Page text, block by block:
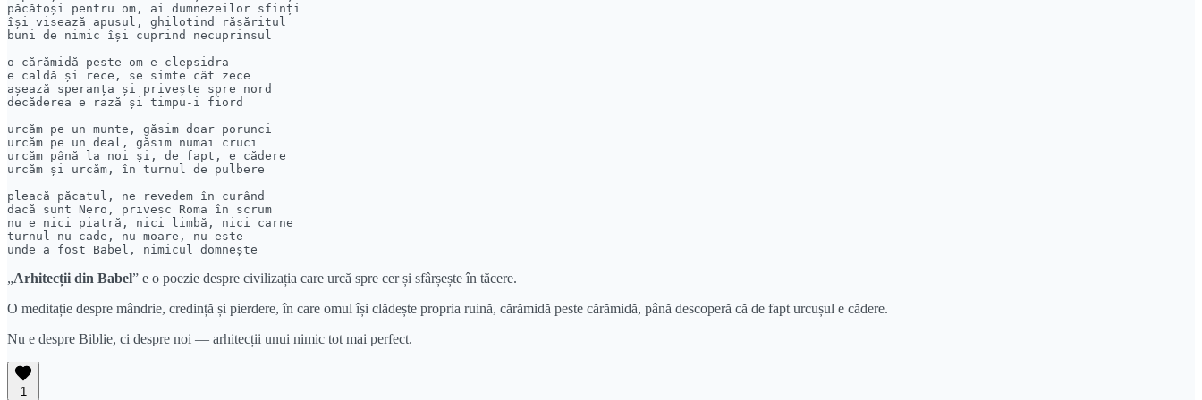
păcătoși pentru om, ai dumnezeilor sfinți
își visează apusul, ghilotind răsăritul
buni de nimic își cuprind necuprinsul
o cărămidă peste om e clepsidra
e caldă și rece, se simte cât zece
așează speranța și privește spre nord
decăderea e rază și timpu-i fiord
urcăm pe un munte, găsim doar porunci
urcăm pe un deal, găsim numai cruci
urcăm până la noi și, de fapt, e cădere
urcăm și urcăm, în turnul de pulbere
pleacă păcatul, ne revedem în curând
dacă sunt Nero, privesc Roma în scrum
nu e nici piatră, nici limbă, nici carne
turnul nu cade, nu moare, nu este
unde a fost Babel, nimicul domnește
„Arhitecții din Babel” e o poezie despre civilizația care urcă spre cer și sfârșește în tăcere.
O meditație despre mândrie, credință și pierdere, în care omul își clădește propria ruină, cărămidă peste cărămidă, până descoperă că de fapt urcușul e cădere.
Nu e despre Biblie, ci despre noi — arhitecții unui nimic tot mai perfect.
1